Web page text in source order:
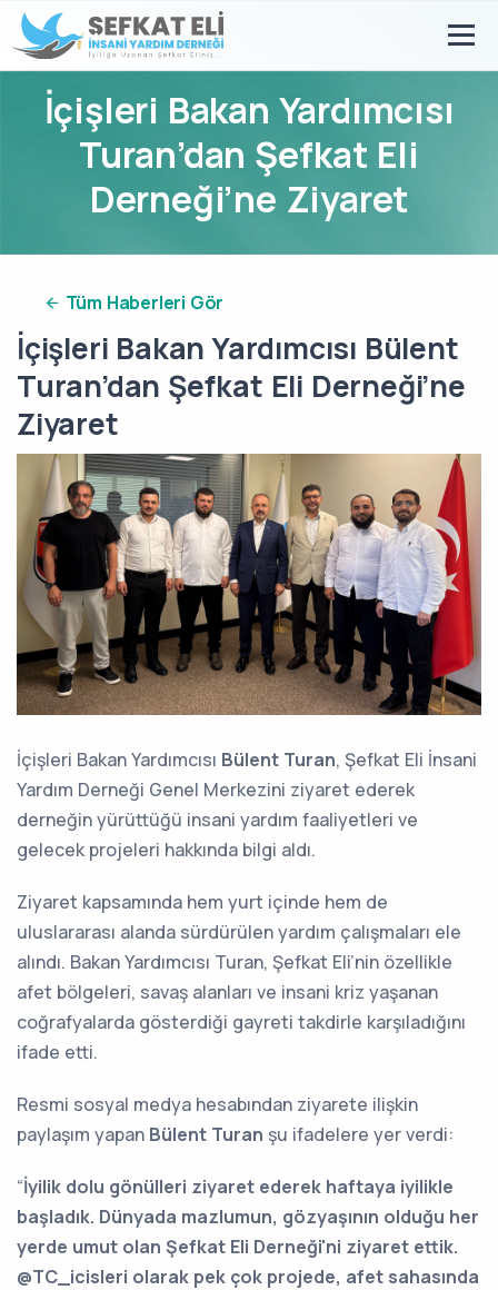
İçişleri Bakan Yardımcısı
Turan’dan Şefkat Eli
Derneği’ne Ziyaret
Tüm Haberleri Gör
İçişleri Bakan Yardımcısı Bülent
Turan’dan Şefkat Eli Derneği’ne
Ziyaret
İçişleri Bakan Yardımcısı Bülent Turan, Şefkat Eli İnsani
Yardım Derneği Genel Merkezini ziyaret ederek
derneğin yürüttüğü insani yardım faaliyetleri ve
gelecek projeleri hakkında bilgi aldı.
Ziyaret kapsamında hem yurt içinde hem de
uluslararası alanda sürdürülen yardım çalışmaları ele
alındı. Bakan Yardımcısı Turan, Şefkat Eli’nin özellikle
afet bölgeleri, savaş alanları ve insani kriz yaşanan
coğrafyalarda gösterdiği gayreti takdirle karşıladığını
ifade etti.
Resmi sosyal medya hesabından ziyarete ilişkin
paylaşım yapan Bülent Turan şu ifadelere yer verdi:
“İyilik dolu gönülleri ziyaret ederek haftaya iyilikle
başladık. Dünyada mazlumun, gözyaşının olduğu her
yerde umut olan Şefkat Eli Derneği'ni ziyaret ettik.
@TC_icisleri olarak pek çok projede, afet sahasında